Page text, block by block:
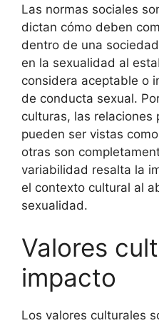
Las normas sociales
dictan cómo deben
dentro de una
en la sexualidad al
considera aceptable o
de conducta sexual.
culturas, las relaciones
pueden ser vistas
otras son
variabilidad resalta la
el contexto cultural al
sexualidad.
Valores
impacto
Los valores culturales